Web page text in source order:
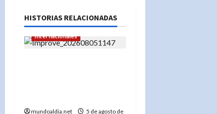
HISTORIAS RELACIONADAS
Internacionales
mundoaldia.net
5 de agosto de